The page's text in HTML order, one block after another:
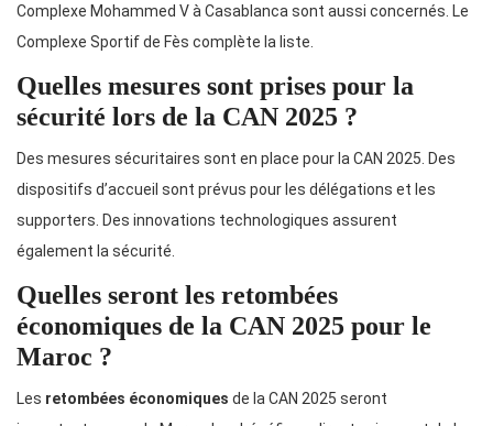
Complexe Mohammed V à Casablanca sont aussi concernés. Le
Complexe Sportif de Fès complète la liste.
Quelles mesures sont prises pour la
sécurité lors de la CAN 2025 ?
Des mesures sécuritaires sont en place pour la CAN 2025. Des
dispositifs d’accueil sont prévus pour les délégations et les
supporters. Des innovations technologiques assurent
également la sécurité.
Quelles seront les retombées
économiques de la CAN 2025 pour le
Maroc ?
Les retombées économiques de la CAN 2025 seront